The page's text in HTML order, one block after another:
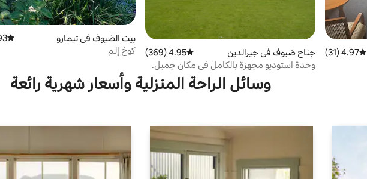
متوسط التقييم 4.97 من 5، 31 مراجعات
4.97 (31)
جناح ضيوف في جيرالدين متوسط التقييم 4.95 من 5، 369 مراجعات
4.95 (369)
وحدة استوديو مجهزة بالكامل في مكان جميل.
بيت الضيوف في تيمارو متوسط
كوخ إلم
وسائل الراحة المنزلية وأسعار شهرية رائعة